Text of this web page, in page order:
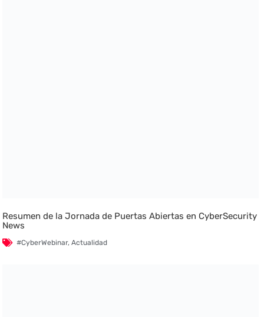
Resumen de la Jornada de Puertas Abiertas en CyberSecurity
News
#CyberWebinar,Actualidad